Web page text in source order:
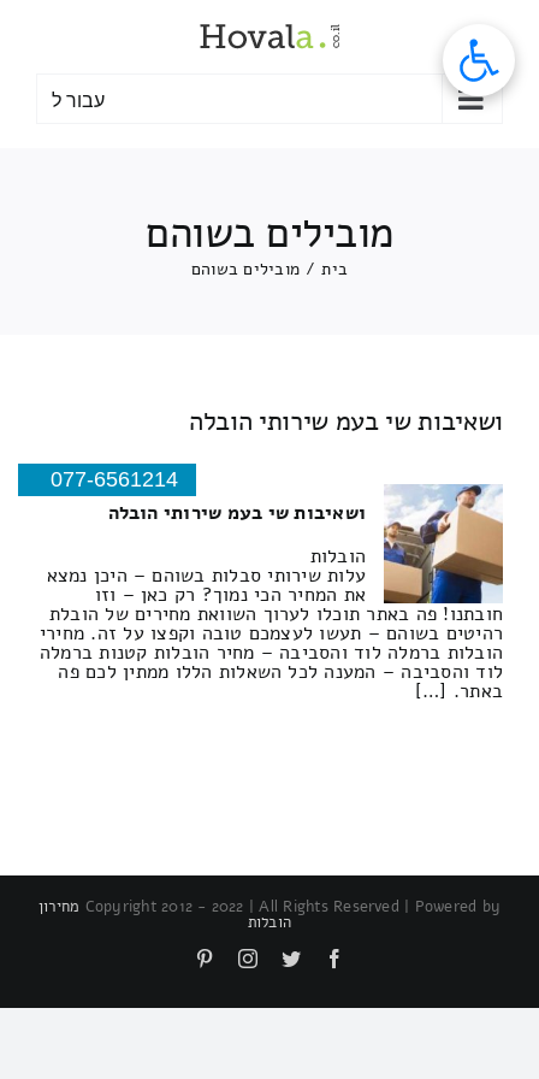
עבור ל
מובילים בשוהם
בית / מובילים בשוהם
ושאיבות שי בעמ שירותי הובלה
077-6561214
ושאיבות שי בעמ שירותי הובלה
הובלות
עלות שירותי סבלות בשוהם – היכן נמצא
את המחיר הכי נמוך? רק כאן – וזו
חובתנו! פה באתר תוכלו לערוך השוואת מחירים של הובלת
רהיטים בשוהם – תעשו לעצמכם טובה וקפצו על זה. מחירי
הובלות ברמלה לוד והסביבה – מחיר הובלות קטנות ברמלה
לוד והסביבה – המענה לכל השאלות הללו ממתין לכם פה
באתר. […]
Copyright 2012 - 2022 | All Rights Reserved | Powered by מחירון
הובלות
Facebook
Twitter
Instagram